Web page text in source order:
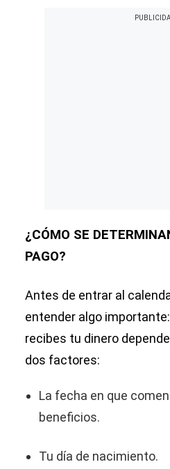
¿CÓMO SE
PAGO?
Antes de entrar al
entender algo
recibes tu dinero
dos factores:
La fecha en que
beneficios.
Tu día de nacimiento.